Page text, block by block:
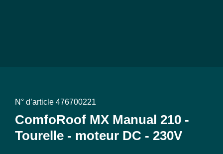
N° d’article 476700221
ComfoRoof MX Manual 210 -
Tourelle - moteur DC - 230V